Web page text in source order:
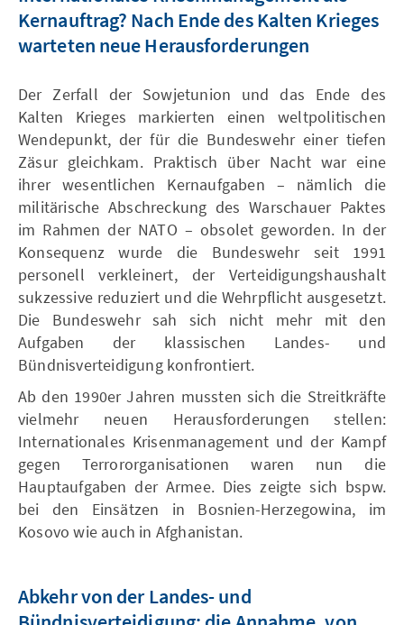
Kernauftrag? Nach Ende des Kalten Krieges
warteten neue Herausforderungen
Der Zerfall der Sowjetunion und das Ende des
Kalten Krieges markierten einen weltpolitischen
Wendepunkt, der für die Bundeswehr einer tiefen
Zäsur gleichkam. Praktisch über Nacht war eine
ihrer wesentlichen Kernaufgaben – nämlich die
militärische Abschreckung des Warschauer Paktes
im Rahmen der NATO – obsolet geworden. In der
Konsequenz wurde die Bundeswehr seit 1991
personell verkleinert, der Verteidigungshaushalt
sukzessive reduziert und die Wehrpflicht ausgesetzt.
Die Bundeswehr sah sich nicht mehr mit den
Aufgaben der klassischen Landes- und
Bündnisverteidigung konfrontiert.
Ab den 1990er Jahren mussten sich die Streitkräfte
vielmehr neuen Herausforderungen stellen:
Internationales Krisenmanagement und der Kampf
gegen Terrororganisationen waren nun die
Hauptaufgaben der Armee. Dies zeigte sich bspw.
bei den Einsätzen in Bosnien-Herzegowina, im
Kosovo wie auch in Afghanistan.
Abkehr von der Landes- und